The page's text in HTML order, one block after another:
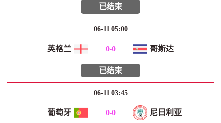
已结束
06-11 05:00
英格兰 0-0 哥斯达
已结束
06-11 03:45
葡萄牙 0-0 尼日利亚